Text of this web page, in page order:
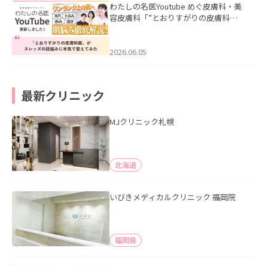
わたしの名医Youtube めぐ皮膚科・美
容皮膚科「”とおりすがりの皮膚科
2026.06.05
最新クリニック
MJクリニック札幌
北海道
いびきメディカルクリニック 福岡院
福岡県